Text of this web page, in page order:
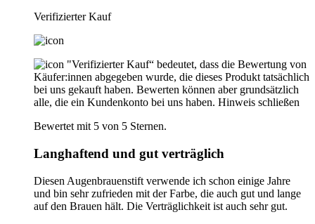
Verifizierter Kauf
"Verifizierter Kauf“ bedeutet, dass die Bewertung von
Käufer:innen abgegeben wurde, die dieses Produkt tatsächlich
bei uns gekauft haben. Bewerten können aber grundsätzlich
alle, die ein Kundenkonto bei uns haben. Hinweis schließen
Bewertet mit 5 von 5 Sternen.
Langhaftend und gut verträglich
Diesen Augenbrauenstift verwende ich schon einige Jahre
und bin sehr zufrieden mit der Farbe, die auch gut und lange
auf den Brauen hält. Die Verträglichkeit ist auch sehr gut.